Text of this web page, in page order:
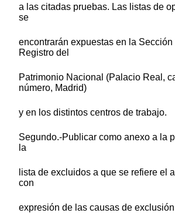
a las citadas pruebas. Las listas de
se
encontrarán expuestas en la
Registro del
Patrimonio Nacional (Palacio Real,
número, Madrid)
y en los distintos centros de trabajo.
Segundo.-Publicar como anexo a la
la
lista de excluidos a que se refiere el
con
expresión de las causas de